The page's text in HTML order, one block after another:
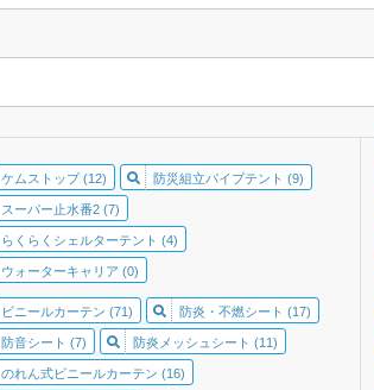
ケムストップ (12) 防災組立パイプテント (9)
スーパー止水番2 (7)
らくらくシェルターテント (4)
ウォーターキャリア (0)
ビニールカーテン (71) 防炎・不燃シート (17)
防音シート (7) 防炎メッシュシート (11)
のれん式ビニールカーテン (16)